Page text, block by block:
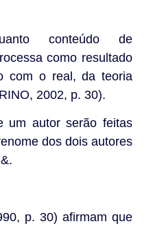
conteúdo de
como resultado
com o real, da teoria
2002, p. 30).
um autor serão feitas
dos dois autores
p. 30) afirmam que